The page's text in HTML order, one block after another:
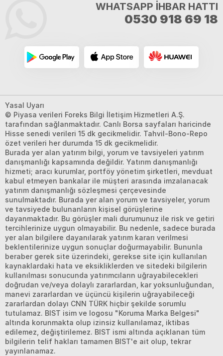
WHATSAPP İHBAR HATTI
0530 918 69 18
Yasal Uyarı
© Piyasa verileri Foreks Bilgi İletişim Hizmetleri A.Ş.
tarafından sağlanmaktadır. Canlı Borsa sayfaları haricinde
Hisse senedi verileri 15 dk gecikmelidir. Tahvil-Bono-Repo
özet verileri her durumda 15 dk gecikmelidir.
Burada yer alan yatırım bilgi, yorum ve tavsiyeleri yatırım
danışmanlığı kapsamında değildir. Yatırım danışmanlığı
hizmeti; aracı kurumlar, portföy yönetim şirketleri, mevduat
kabul etmeyen bankalar ile müşteri arasında imzalanacak
yatırım danışmanlığı sözleşmesi çerçevesinde
sunulmaktadır. Burada yer alan yorum ve tavsiyeler, yorum
ve tavsiyede bulunanların kişisel görüşlerine
dayanmaktadır. Bu görüşler mali durumunuz ile risk ve getiri
tercihlerinize uygun olmayabilir. Bu nedenle, sadece burada
yer alan bilgilere dayanılarak yatırım kararı verilmesi
beklentilerinize uygun sonuçlar doğurmayabilir. Bununla
beraber gerek site üzerindeki, gerekse site için kullanılan
kaynaklardaki hata ve eksikliklerden ve sitedeki bilgilerin
kullanılması sonucunda yatırımcıların uğrayabilecekleri
doğrudan ve/veya dolaylı zararlardan, kar yoksunluğundan,
manevi zararlardan ve üçüncü kişilerin uğrayabileceği
zararlardan dolayı CNN TÜRK hiçbir şekilde sorumlu
tutulamaz. BIST isim ve logosu "Koruma Marka Belgesi"
altında korunmakta olup izinsiz kullanılamaz, iktibas
edilemez, değiştirilemez. BIST ismi altında açıklanan tüm
bilgilerin telif hakları tamamen BIST'e ait olup, tekrar
yayınlanamaz.